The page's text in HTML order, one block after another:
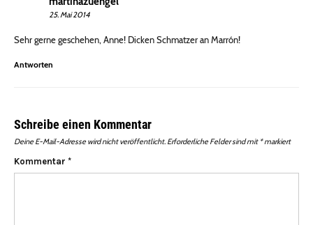
25. Mai 2014
Sehr gerne geschehen, Anne! Dicken Schmatzer an Marrón!
Antworten
Schreibe einen Kommentar
Deine E-Mail-Adresse wird nicht veröffentlicht. Erforderliche Felder sind mit *markiert
Kommentar *